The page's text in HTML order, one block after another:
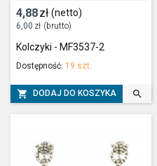
4,88zł (netto)
6,00 zł (brutto)
Kolczyki - MF3537-2
Dostępność: 19 szt.
 DODAJ DO KOSZYKA 